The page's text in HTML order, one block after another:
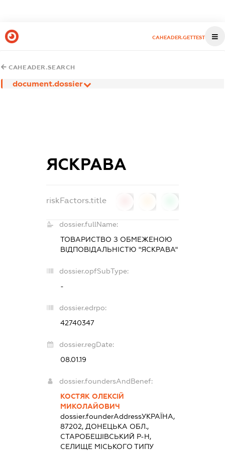
CAHEADER.GETTEST
CAHEADER.SEARCH
document.dossier
ЯСКРАВА
riskFactors.title
dossier.fullName:
ТОВАРИСТВО З ОБМЕЖЕНОЮ
ВІДПОВІДАЛЬНІСТЮ "ЯСКРАВА"
dossier.opfSubType:
-
dossier.edrpo:
42740347
dossier.regDate:
08.01.19
dossier.foundersAndBenef:
КОСТЯК ОЛЕКСІЙ
МИКОЛАЙОВИЧ
dossier.founderAddressУКРАЇНА,
87202, ДОНЕЦЬКА ОБЛ.,
СТАРОБЕШІВСЬКИЙ Р-Н,
СЕЛИЩЕ МІСЬКОГО ТИПУ